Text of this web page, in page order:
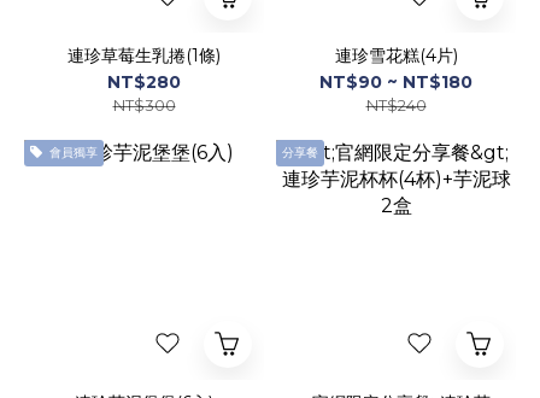
連珍草莓生乳捲(1條)
NT$280
NT$300
連珍雪花糕(4片)
NT$90 ~ NT$180
NT$240
會員獨享 分享餐